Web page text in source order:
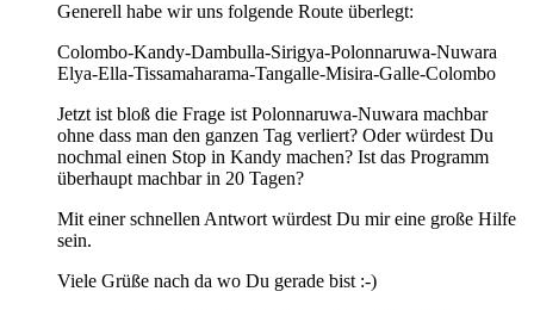
Generell habe wir uns folgende Route überlegt:
Colombo-Kandy-Dambulla-Sirigya-Polonnaruwa-Nuwara
Elya-Ella-Tissamaharama-Tangalle-Misira-Galle-Colombo
Jetzt ist bloß die Frage ist Polonnaruwa-Nuwara machbar
ohne dass man den ganzen Tag verliert? Oder würdest Du
nochmal einen Stop in Kandy machen? Ist das Programm
überhaupt machbar in 20 Tagen?
Mit einer schnellen Antwort würdest Du mir eine große Hilfe
sein.
Viele Grüße nach da wo Du gerade bist :-)